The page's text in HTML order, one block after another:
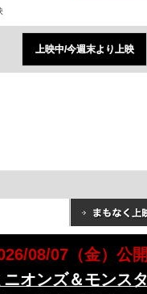
上映中/今週末より上映
08/07（金）公
ニオンズ＆モンス